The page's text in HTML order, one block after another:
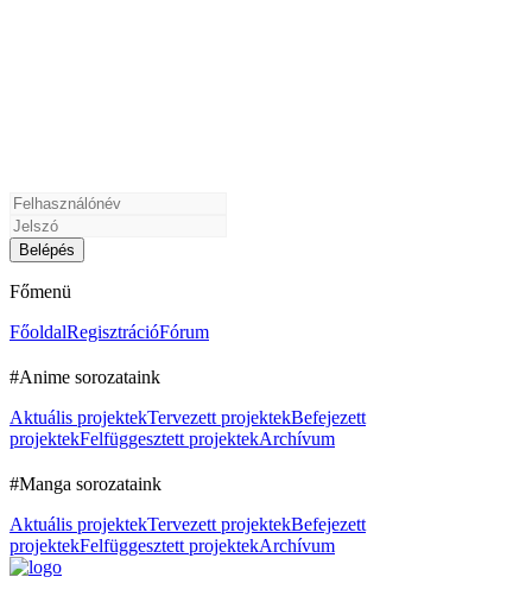
Főmenü
FőoldalRegisztrációFórum
#Anime sorozataink
Aktuális projektekTervezett projektekBefejezett
projektekFelfüggesztett projektekArchívum
#Manga sorozataink
Aktuális projektekTervezett projektekBefejezett
projektekFelfüggesztett projektekArchívum